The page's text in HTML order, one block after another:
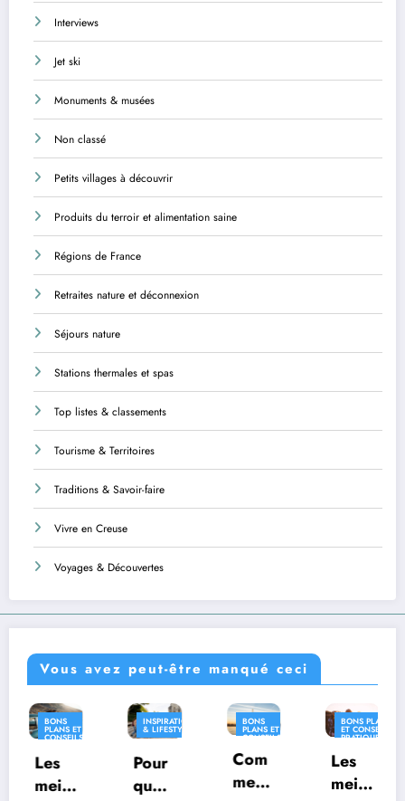
Interviews
Jet ski
Monuments & musées
Non classé
Petits villages à découvrir
Produits du terroir et alimentation saine
Régions de France
Retraites nature et déconnexion
Séjours nature
Stations thermales et spas
Top listes & classements
Tourisme & Territoires
Traditions & Savoir-faire
Vivre en Creuse
Voyages & Découvertes
Vous avez peut-être manqué ceci
INSPIRATION
& LIFESTYLE
Pour
quoi
BONS
PLANS ET
CONSEILS
Com
ment
BONS PLANS
ET CONSEILS
PRATIQUES
INSPIRATION
& LIFESTYLE
Les
meill
INSPIRATION
& LIFESTYLE
Où
vivre